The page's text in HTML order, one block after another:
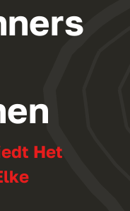
Het